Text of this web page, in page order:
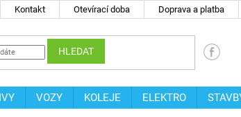
Kontakt Otevírací doba Doprava a platba
HLEDAT
VOZY KOLEJE ELEKTRO